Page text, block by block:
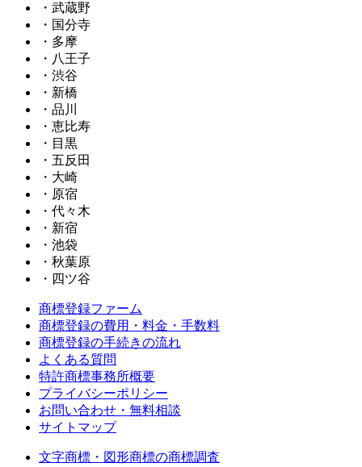
・武蔵野
・国分寺
・多摩
・八王子
・渋谷
・新橋
・品川
・恵比寿
・目黒
・五反田
・大崎
・原宿
・代々木
・新宿
・池袋
・秋葉原
・四ツ谷
商標登録ファーム
商標登録の費用・料金・手数料
商標登録の手続きの流れ
よくある質問
特許商標事務所概要
プライバシーポリシー
お問い合わせ・無料相談
サイトマップ
文字商標・図形商標の商標調査